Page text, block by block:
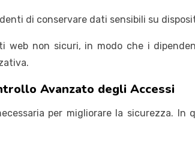
di conservare dati sensibili su
web non sicuri, in modo che i
Avanzato degli Accessi
per migliorare la sicurezza.